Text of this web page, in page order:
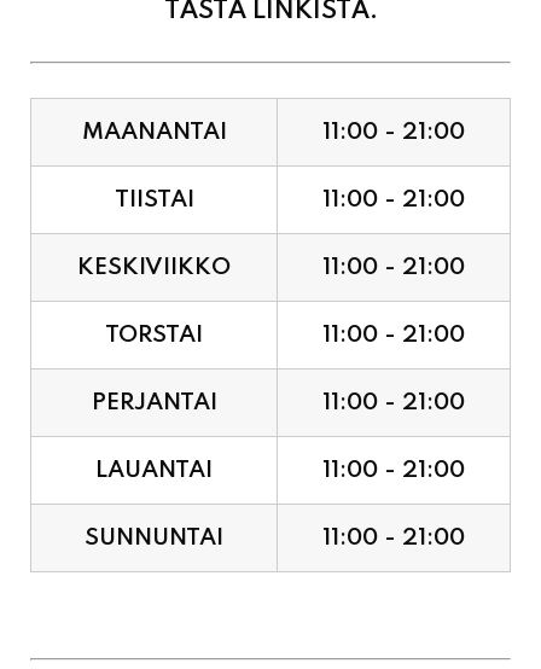
TIISTAI 11:00 - 21:00
KESKIVIIKKO 11:00 - 21:00
TORSTAI 11:00 - 21:00
PERJANTAI 11:00 - 21:00
LAUANTAI 11:00 - 21:00
SUNNUNTAI 11:00 - 21:00
JUHLAPYHÄT & TAPAHTUMAT: